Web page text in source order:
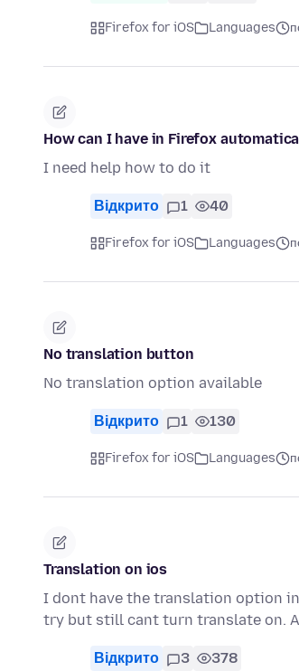
Firefox for iOS Languages
How can I have in Firefox
I need help how to do it
Відкрито 1 40
Firefox for iOS Languages
No translation button
No translation option available
Відкрито 1 130
Firefox for iOS Languages
Translation on ios
I dont have the translation option
try but still cant turn translate on.
Відкрито 3 378